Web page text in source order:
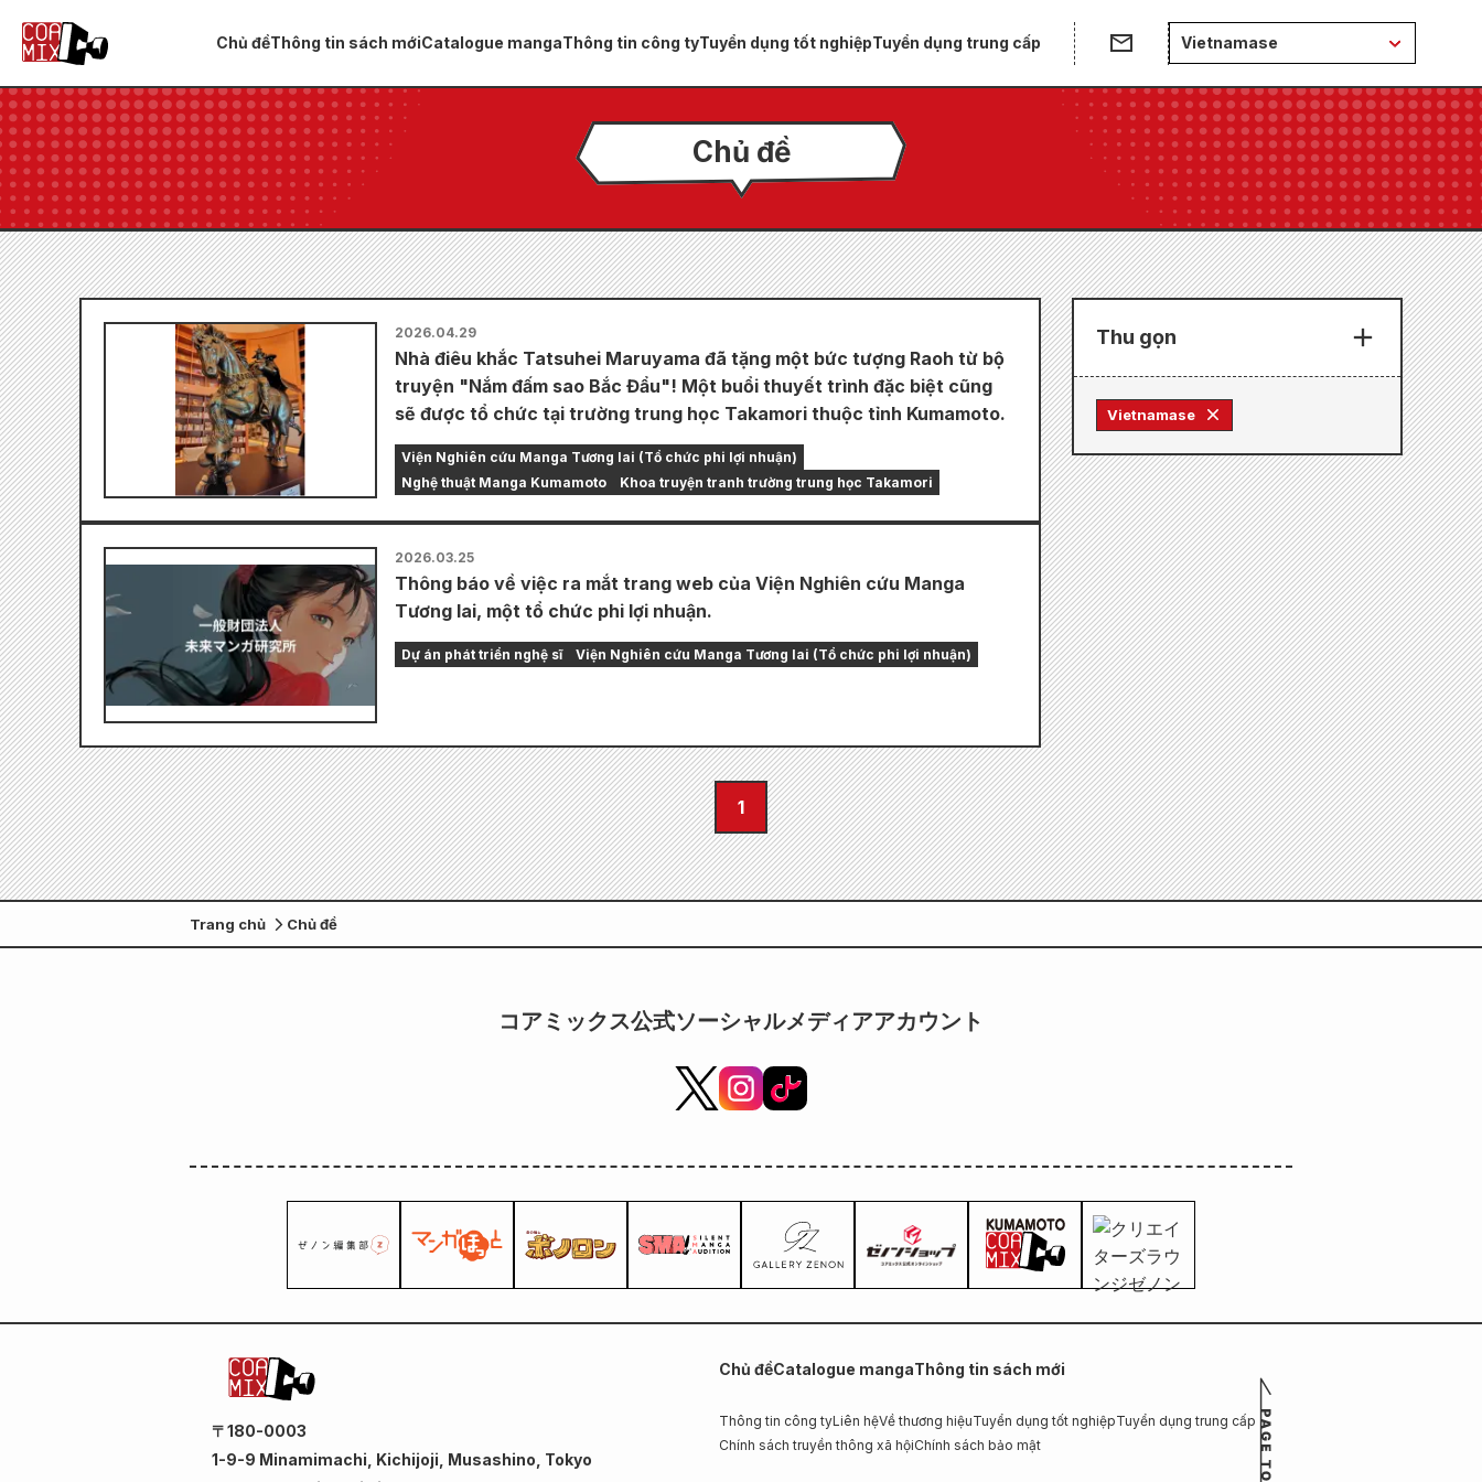
Chủ đềThông tin sách mớiCatalogue mangaThông tin công tyTuyển dụng tốt nghiệpTuyển dụng trung cấp Vietnamase
Chủ đề
Thu gọn
Vietnamase
2026.04.29
Nhà điêu khắc Tatsuhei Maruyama đã tặng một bức tượng Raoh từ bộ
truyện "Nắm đấm sao Bắc Đẩu"! Một buổi thuyết trình đặc biệt cũng
sẽ được tổ chức tại trường trung học Takamori thuộc tỉnh Kumamoto.
Viện Nghiên cứu Manga Tương lai (Tổ chức phi lợi nhuận)
Nghệ thuật Manga Kumamoto
Khoa truyện tranh trường trung học Takamori
2026.03.25
Thông báo về việc ra mắt trang web của Viện Nghiên cứu Manga
Tương lai, một tổ chức phi lợi nhuận.
Dự án phát triển nghệ sĩ Viện Nghiên cứu Manga Tương lai (Tổ chức phi lợi nhuận)
1
Trang chủ Chủ đề
コアミックス公式ソーシャルメディアアカウント
〒180-0003
1-9-9 Minamimachi, Kichijoji, Musashino, Tokyo
Chủ đềCatalogue mangaThông tin sách mới
Thông tin công tyLiên hệVề thương hiệuTuyển dụng tốt nghiệpTuyển dụng trung cấp
Chính sách truyền thông xã hộiChính sách bảo mật